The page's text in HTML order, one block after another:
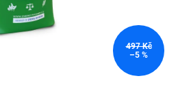
497 Kč
–5 %